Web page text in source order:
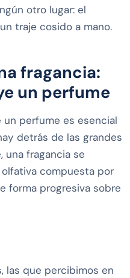
otro lugar: el
traje cosido a mano.
fragancia:
un perfume
perfume es esencial
detrás de las grandes
una fragancia se
compuesta por
forma progresiva sobre
las que percibimos en